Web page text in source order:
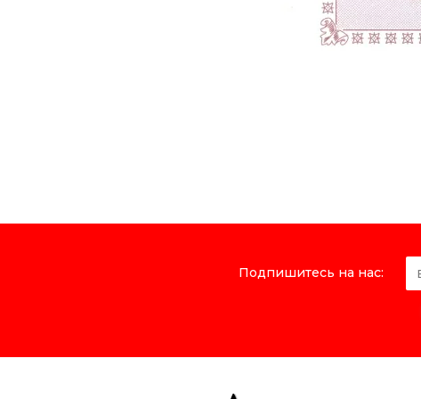
Подпишитесь на нас: